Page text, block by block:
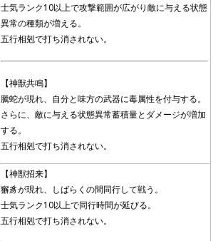
士気ランク10以上で攻撃範囲が広がり敵に与える状態
異常の種類が増える。
五行相剋で打ち消されない。
【神獣共鳴】
騰蛇が現れ、自分と味方の武器に毒属性を付与する。
さらに、敵に与える状態異常蓄積量とダメージが増加
する。
五行相剋で打ち消されない。
【神獣招来】
獬豸が現れ、しばらくの間同行して戦う。
士気ランク10以上で同行時間が延びる。
五行相剋で打ち消されない。